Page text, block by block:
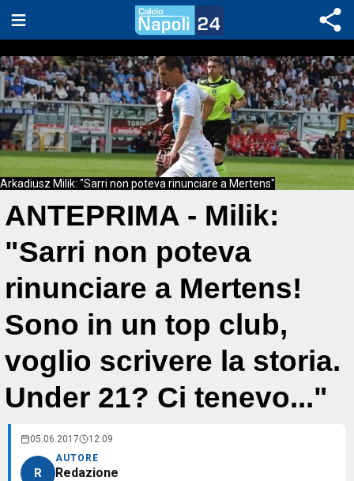
Arkadiusz Milik: "Sarri non poteva rinunciare a Mertens"
ANTEPRIMA - Milik:
"Sarri non poteva
rinunciare a Mertens!
Sono in un top club,
voglio scrivere la storia.
Under 21? Ci tenevo..."
05.06.2017 12:09
R
AUTORE
Redazione